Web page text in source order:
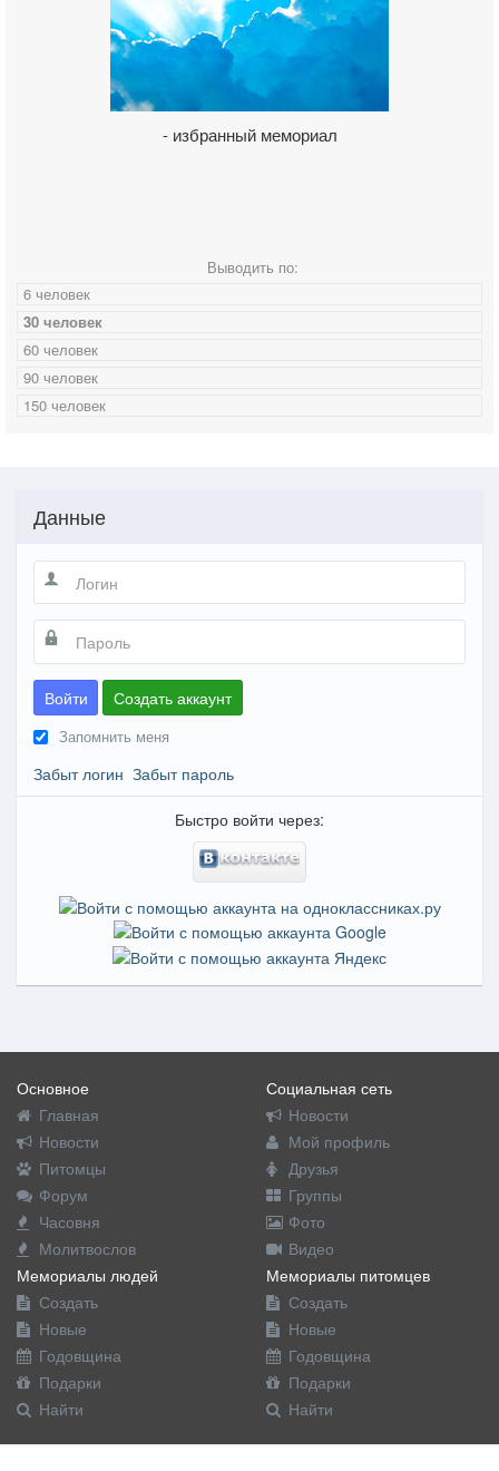
- избранный мемориал
Выводить по:
6 человек
30 человек
60 человек
90 человек
150 человек
Данные
Войти Создать аккаунт
Запомнить меня
Забыт логин Забыт пароль
Быстро войти через:
Основное
Главная
Новости
Питомцы
Форум
Часовня
Молитвослов
Социальная сеть
Новости
Мой профиль
Друзья
Группы
Фото
Видео
Мемориалы людей
Создать
Новые
Годовщина
Подарки
Найти
Мемориалы питомцев
Создать
Новые
Годовщина
Подарки
Найти